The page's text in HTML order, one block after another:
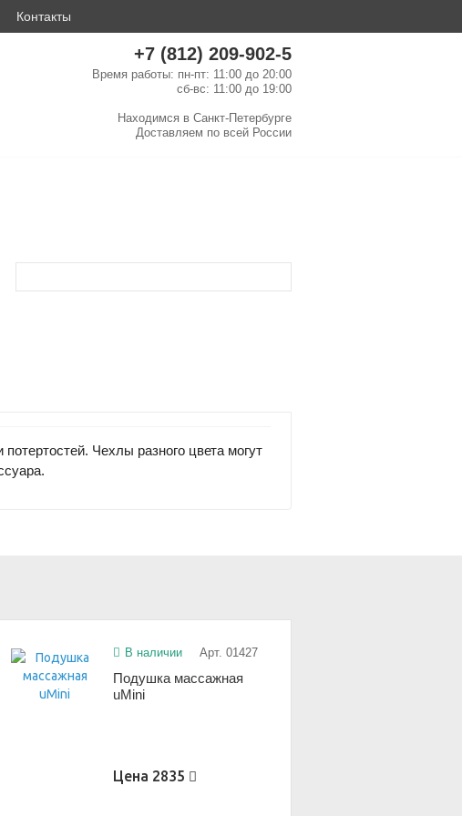
Контакты
+7 (812) 209-902-5
Время работы: пн-пт: 11:00 до 20:00
сб-вс: 11:00 до 19:00
Находимся в Санкт-Петербурге
Доставляем по всей России
Чехлы разного цвета могут
В наличии Арт. 01427
Подушка массажная
uMini
Цена 2835